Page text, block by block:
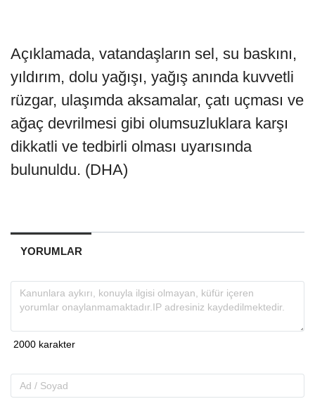
Açıklamada, vatandaşların sel, su baskını,
yıldırım, dolu yağışı, yağış anında kuvvetli
rüzgar, ulaşımda aksamalar, çatı uçması ve
ağaç devrilmesi gibi olumsuzluklara karşı
dikkatli ve tedbirli olması uyarısında
bulunuldu. (DHA)
YORUMLAR